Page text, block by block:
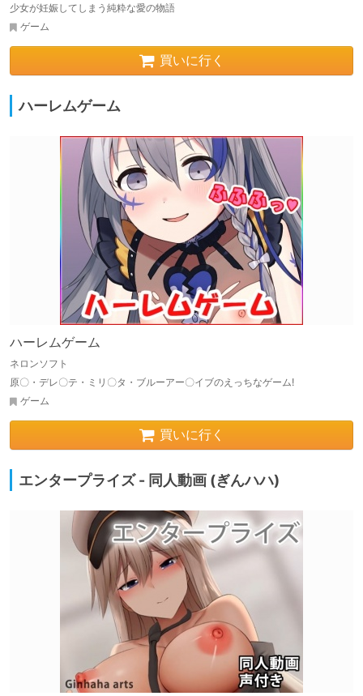
少女が妊娠してしまう純粋な愛の物語
ゲーム
買いに行く
ハーレムゲーム
ハーレムゲーム
ネロンソフト
原〇・デレ〇テ・ミリ〇タ・ブルーアー〇イブのえっちなゲーム!
ゲーム
買いに行く
エンタープライズ - 同人動画 (ぎんハハ)